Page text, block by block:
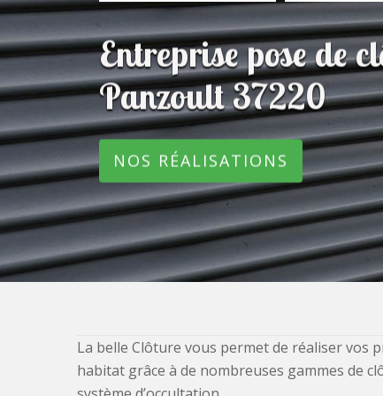
Entreprise pose de
Panzoult 37220
NOS RÉALISATIONS
La belle Clôture vous permet de réaliser vos
habitat grâce à de nombreuses gammes de